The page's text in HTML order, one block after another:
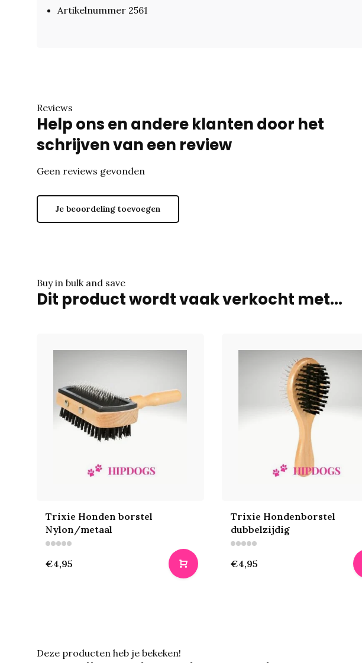
Artikelnummer 2561
Reviews
Help ons en andere klanten door het
schrijven van een review
Geen reviews gevonden
Je beoordeling toevoegen
Buy in bulk and save
Dit product wordt vaak verkocht met...
Trixie Honden borstel
Nylon/metaal
€4,95
Trixie Hondenborstel
dubbelzijdig
€4,95
Deze producten heb je bekeken!